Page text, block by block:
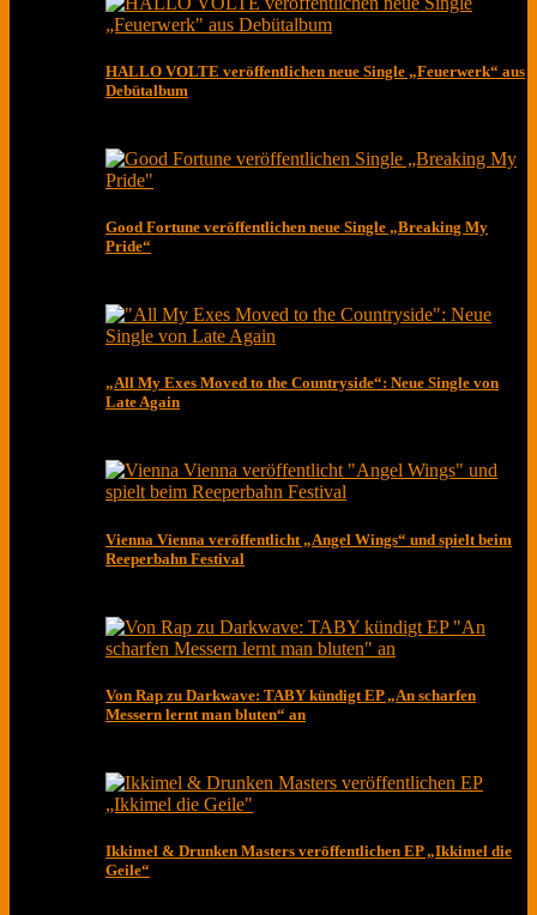
HALLO VOLTE veröffentlichen neue Single „Feuerwerk“ aus
Debütalbum
Good Fortune veröffentlichen neue Single „Breaking My
Pride“
„All My Exes Moved to the Countryside“: Neue Single von
Late Again
Vienna Vienna veröffentlicht „Angel Wings“ und spielt beim
Reeperbahn Festival
Von Rap zu Darkwave: TABY kündigt EP „An scharfen
Messern lernt man bluten“ an
Ikkimel & Drunken Masters veröffentlichen EP „Ikkimel die
Geile“